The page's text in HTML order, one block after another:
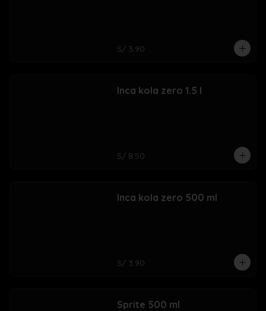
S/ 3.90
Inca kola zero 1.5 l
S/ 8.50
Inca kola zero 500 ml
S/ 3.90
Sprite 500 ml